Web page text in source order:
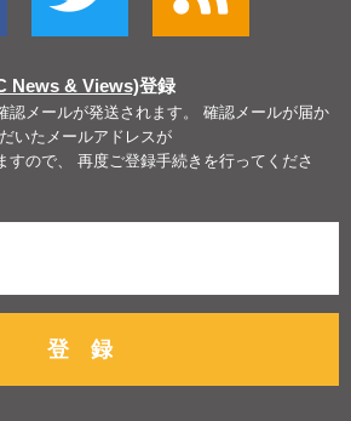
News & Views)登録
認メールが発送されます。 確認メールが届か
いたメールアドレスが
すので、 再度ご登録手続きを行ってくださ
登 録